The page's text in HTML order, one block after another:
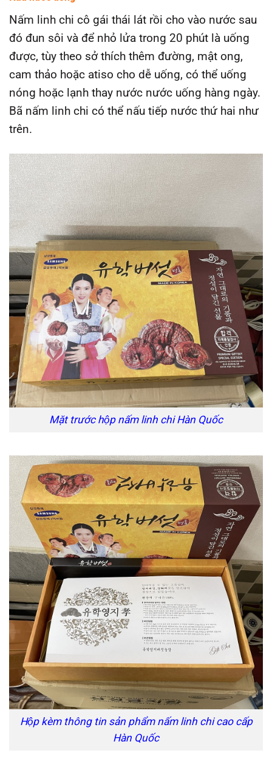
Nấm linh chi cô gái thái lát rồi cho vào nước sau
đó đun sôi và để nhỏ lửa trong 20 phút là uống
được, tùy theo sở thích thêm đường, mật ong,
cam thảo hoặc atiso cho dễ uống, có thể uống
nóng hoặc lạnh thay nước nước uống hàng ngày.
Bã nấm linh chi có thể nấu tiếp nước thứ hai như
trên.
Mặt trước hộp nấm linh chi Hàn Quốc
Hộp kèm thông tin sản phẩm nấm linh chi cao cấp
Hàn Quốc